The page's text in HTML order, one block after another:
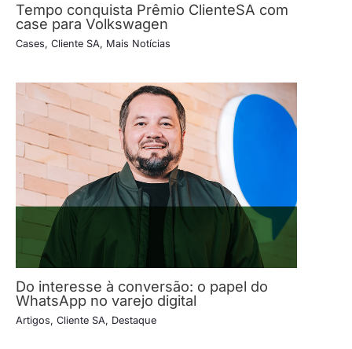
Tempo conquista Prêmio ClienteSA com
case para Volkswagen
Cases, Cliente SA, Mais Notícias
Do interesse à conversão: o papel do
WhatsApp no varejo digital
Artigos, Cliente SA, Destaque